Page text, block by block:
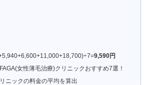
9,590円
女性薄毛治療)クリニックおすすめ7選！
ニックの料金の平均を算出